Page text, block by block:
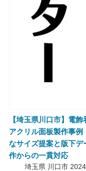
【埼玉県川口市】電飾
アクリル面板製作事例
なサイズ提案と版下デ
作からの一貫対応
埼玉県 川口市